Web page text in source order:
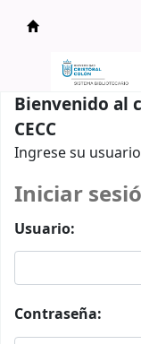
Catálogo en
Bienvenido al
CECC
Ingrese su
Iniciar
Usuario:
Contraseña: